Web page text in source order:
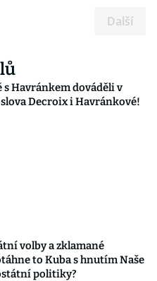
Další
Havránkem dováděli v
Decroix i Havránkové!
volby a zklamané
to Kuba s hnutím Naše
politiky?